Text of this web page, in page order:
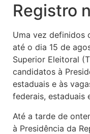
Registro
Uma vez definidos
até o dia 15 de
Superior Eleitoral
candidatos à
estaduais e às
federais, estaduais
Até a tarde de
à Presidência da